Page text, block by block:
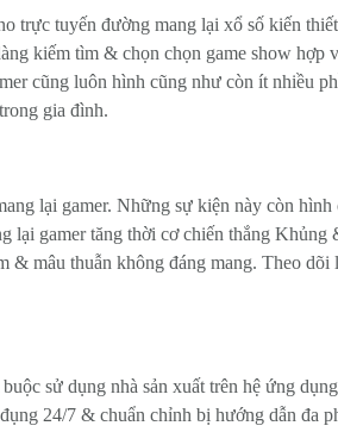
trực tuyến đường mang lại xổ số kiến
kiếm tìm & chọn chọn game show hợp
cũng luôn hình cũng như còn ít nhiều
gia đình.
lại gamer. Những sự kiện này còn
lại gamer tăng thời cơ chiến thắng
mâu thuẫn không đáng mang. Theo
buộc sử dụng nhà sản xuất trên hệ ứng
24/7 & chuẩn chỉnh bị hướng dẫn đa